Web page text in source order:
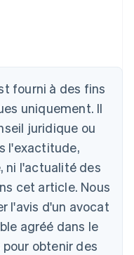
fourni à des fins
uniquement. Il
juridique ou
l'exactitude,
ni l'actualité des
cet article. Nous
l'avis d'un avocat
agréé dans le
obtenir des